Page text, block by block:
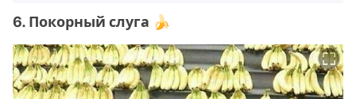
6. Покорный слуга 🍌